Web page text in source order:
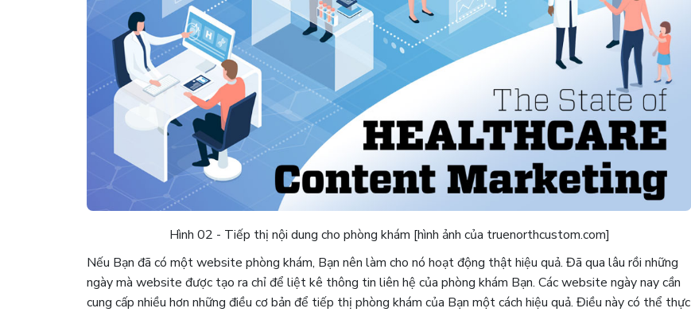
Hình 02 - Tiếp thị nội dung cho phòng khám [hình ảnh của truenorthcustom.com]
Nếu Bạn đã có một website phòng khám, Bạn nên làm cho nó hoạt động thật hiệu quả. Đã qua lâu rồi những
ngày mà website được tạo ra chỉ để liệt kê thông tin liên hệ của phòng khám Bạn. Các website ngày nay cần
cung cấp nhiều hơn những điều cơ bản để tiếp thị phòng khám của Bạn một cách hiệu quả. Điều này có thể thực